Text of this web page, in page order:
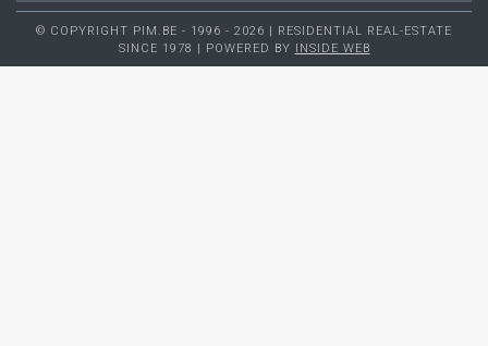
© COPYRIGHT PIM.BE - 1996 - 2026 | RESIDENTIAL REAL-ESTATE
SINCE 1978 | POWERED BY INSIDE WEB